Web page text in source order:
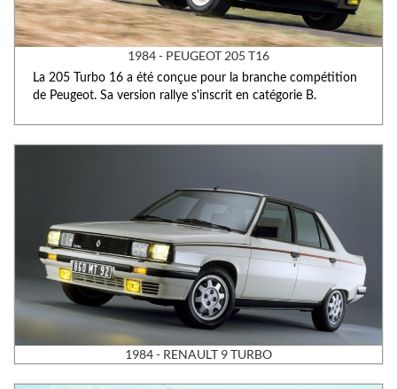
1984 - PEUGEOT 205 T16
La 205 Turbo 16 a été conçue pour la branche compétition
de Peugeot. Sa version rallye s'inscrit en catégorie B.
1984 - RENAULT 9 TURBO